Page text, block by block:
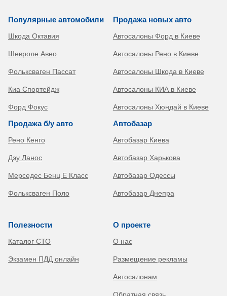
Популярные автомобили
Шкода Октавия
Шевроле Авео
Фольксваген Пассат
Киа Спортейдж
Форд Фокус
Продажа б/у авто
Рено Кенго
Дэу Ланос
Мерседес Бенц Е Класс
Фольксваген Поло
Продажа новых авто
Автосалоны Форд в Киеве
Автосалоны Рено в Киеве
Автосалоны Шкода в Киеве
Автосалоны КИА в Киеве
Автосалоны Хюндай в Киеве
Автобазар
Автобазар Киева
Автобазар Харькова
Автобазар Одессы
Автобазар Днепра
Полезности
Каталог СТО
Экзамен ПДД онлайн
О проекте
О нас
Размещение рекламы
Автосалонам